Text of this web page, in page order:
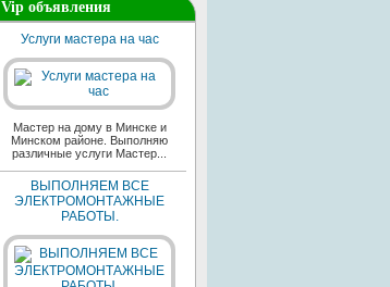
Vip объявления
Услуги мастера на час
Мастер на дому в Минске и
Минском районе. Выполняю
различные услуги Мастер...
ВЫПОЛНЯЕМ ВСЕ
ЭЛЕКТРОМОНТАЖНЫЕ
РАБОТЫ.